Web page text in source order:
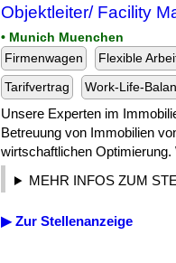
Objektleiter/ Facility
• Munich Muenchen
Firmenwagen
Flexible
Tarifvertrag
Work-Life-
Unsere Experten im
Betreuung von Immobilien
wirtschaftlichen
MEHR INFOS ZUM
▶ Zur Stellenanzeige